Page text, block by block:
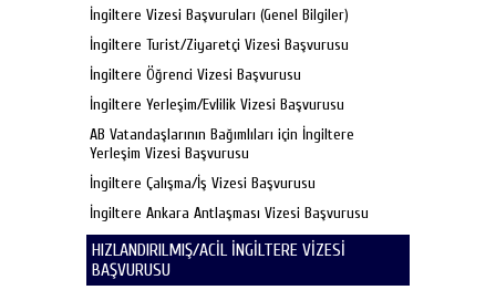
İngiltere Vizesi Başvuruları (Genel Bilgiler)
İngiltere Turist/Ziyaretçi Vizesi Başvurusu
İngiltere Öğrenci Vizesi Başvurusu
İngiltere Yerleşim/Evlilik Vizesi Başvurusu
AB Vatandaşlarının Bağımlıları için İngiltere
Yerleşim Vizesi Başvurusu
İngiltere Çalışma/İş Vizesi Başvurusu
İngiltere Ankara Antlaşması Vizesi Başvurusu
HIZLANDIRILMIŞ/ACİL İNGİLTERE VİZESİ
BAŞVURUSU